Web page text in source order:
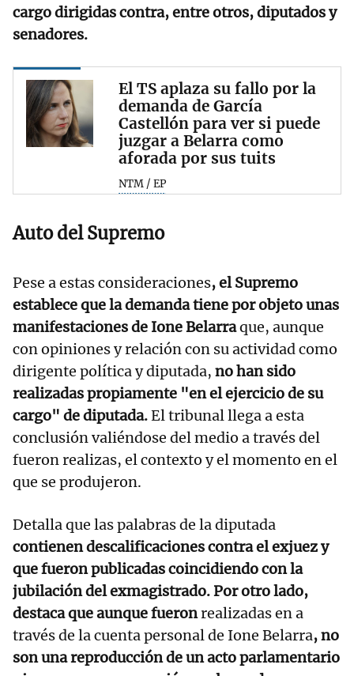
cargo dirigidas contra, entre otros, diputados y
senadores.
El TS aplaza su fallo por la
demanda de García
Castellón para ver si puede
juzgar a Belarra como
aforada por sus tuits
NTM / EP
Auto del Supremo
Pese a estas consideraciones, el Supremo
establece que la demanda tiene por objeto unas
manifestaciones de Ione Belarraque, aunque
con opiniones y relación con su actividad como
dirigente política y diputada, no han sido
realizadas propiamente "en el ejercicio de su
cargo" de diputada.El tribunal llega a esta
conclusión valiéndose del medio a través del
fueron realizas, el contexto y el momento en el
que se produjeron.
Detalla que las palabras de la diputada
contienen descalificaciones contra el exjuez y
que fueron publicadas coincidiendo con la
jubilación del exmagistrado. Por otro lado,
destaca que aunque fueronrealizadas en a
través de la cuenta personal de Ione Belarra, no
son una reproducción de un acto parlamentario